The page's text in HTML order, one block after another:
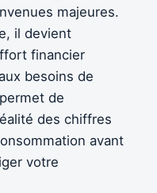
majeures.
il devient
financier
besoins de
de
des chiffres
avant
votre